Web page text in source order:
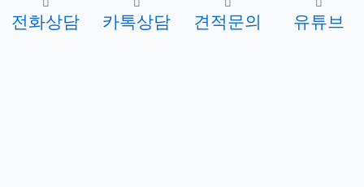
전화상담 카톡상담 견적문의 유튜브